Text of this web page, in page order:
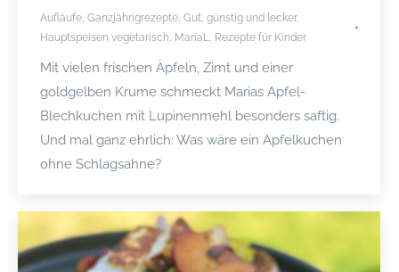
Aufläufe Ganzjährigrezepte Gut, günstig und lecker,
Hauptspeisen vegetarisch MariaL Rezepte für Kinder
Mit vielen frischen Äpfeln, Zimt und einer
goldgelben Krume schmeckt Marias Apfel-
Blechkuchen mit Lupinenmehl besonders saftig.
Und mal ganz ehrlich: Was wäre ein Apfelkuchen
ohne Schlagsahne?